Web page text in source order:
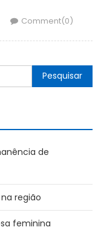
Comment(0)
de
região
feminina